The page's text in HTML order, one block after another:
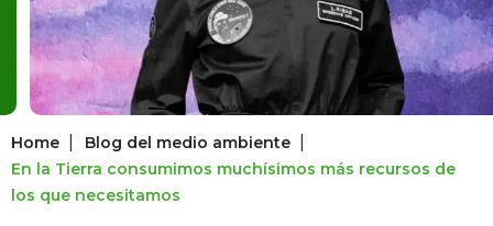
Home Blog del medio ambiente
En la Tierra consumimos muchísimos más recursos de
los que necesitamos